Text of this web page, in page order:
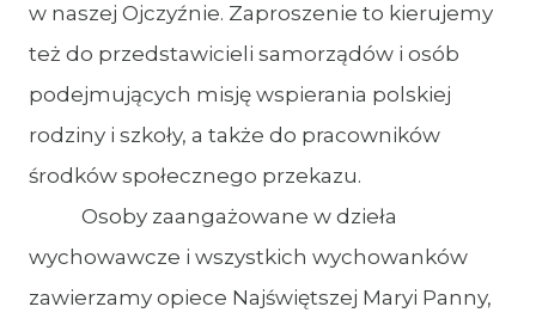
w naszej Ojczyźnie. Zaproszenie to kierujemy
też do przedstawicieli samorządów i osób
podejmujących misję wspierania polskiej
rodziny i szkoły, a także do pracowników
środków społecznego przekazu.
Osoby zaangażowane w dzieła
wychowawcze i wszystkich wychowanków
zawierzamy opiece Najświętszej Maryi Panny,